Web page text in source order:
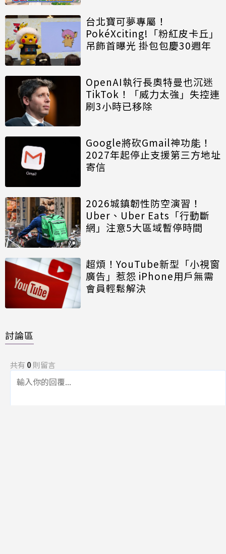
台北寶可夢專屬！
PokéXciting!「粉紅皮卡丘」
吊飾首曝光 掛包包慶30週年
OpenAI執行長奧特曼也沉迷
TikTok！「威力太強」失控連
刷3小時已移除
Google將砍Gmail神功能！
2027年起停止支援第三方地址
寄信
2026城鎮韌性防空演習！
Uber、Uber Eats「行動斷
網」注意5大區域暫停時間
超煩！YouTube新型「小視窗
廣告」惹怨 iPhone用戶無需
會員輕鬆解決
討論區
共有 0則留言